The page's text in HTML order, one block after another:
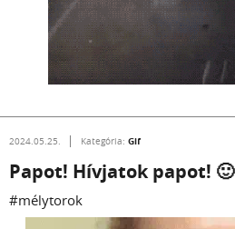
2024.05.25. Kategória: Gif
Papot! Hívjatok papot! 🙂
#mélytorok